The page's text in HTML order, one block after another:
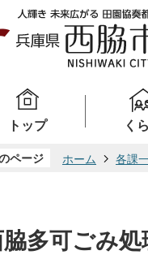
トップ く
ページ ホーム 各課
多可ごみ